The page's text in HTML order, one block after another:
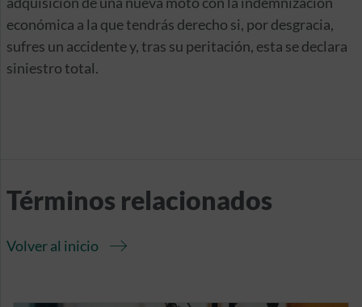
económica a la que tendrás derecho si, por desgracia,
sufres un accidente y, tras su peritación, esta se declara
siniestro total.
Términos relacionados
Volver al inicio